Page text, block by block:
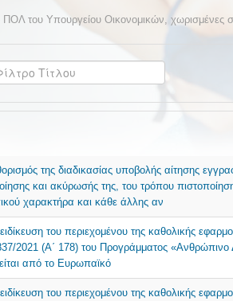
ΠΟΛ του Υπουργείου Οικονομικών, χωρισμένες
της διαδικασίας υποβολής αίτησης
και ακύρωσής της, του τρόπου
χαρακτήρα και κάθε άλλης αν
του περιεχομένου της καθολικής
2021 (Α΄ 178) του Προγράμματος «Ανθρώπινο
από το Ευρωπαϊκό
του περιεχομένου της καθολικής